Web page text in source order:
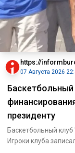
https://
07 Августа 2026
президенту
Баскетбольный
Игроки клуба